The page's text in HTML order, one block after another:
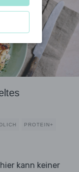
PROTEIN+
kann keiner